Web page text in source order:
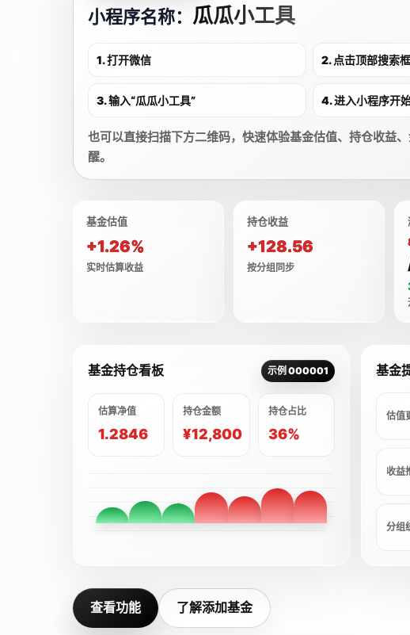
小程序名称： 瓜瓜小工具
1. 打开微信 2. 点击顶部搜索框
3. 输入“瓜瓜小工具” 4. 进入小程序开
也可以直接扫描下方二维码，快速体验基金估值、持仓收益
醒。
基金估值
+1.26%
实时估算收益
持仓收益
+128.56
按分组同步
基金持仓看板 示例 000001
估算净值
1.2846
持仓金额
¥12,800
持仓占比
36%
基金
估值
收益
分组
查看功能 了解添加基金